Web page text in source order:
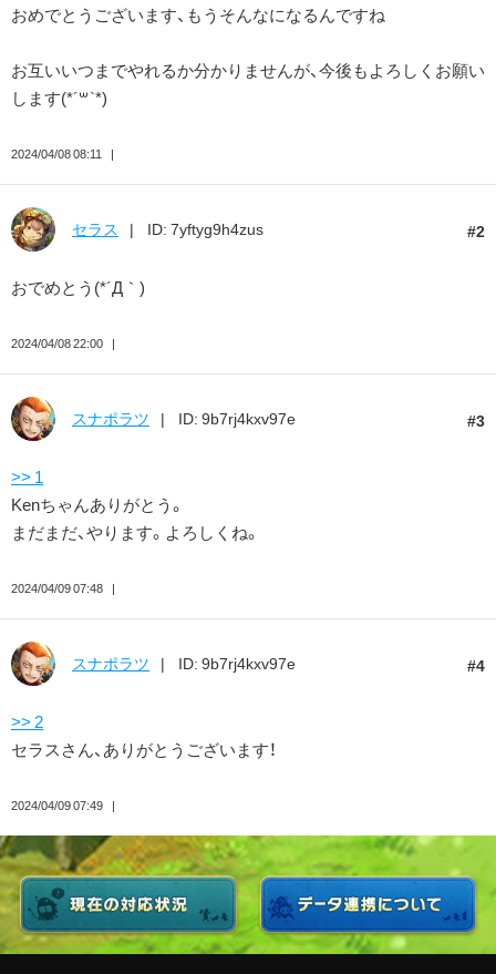
おめでとうございます、もうそんなになるんですね
お互いいつまでやれるか分かりませんが、今後もよろしくお願い
します(*´꒳`*)
2024/04/08 08:11
2
セラス ID: 7yftyg9h4zus
おでめとう(*´Д｀)
2024/04/08 22:00
3
スナポラツ ID: 9b7rj4kxv97e
>> 1
Kenちゃんありがとう。
まだまだ、やります。よろしくね。
2024/04/09 07:48
4
スナポラツ ID: 9b7rj4kxv97e
>> 2
セラスさん、ありがとうございます！
2024/04/09 07:49